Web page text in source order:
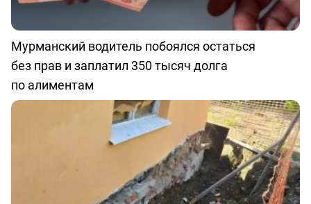
Мурманский водитель побоялся остаться
без прав и заплатил 350 тысяч долга
по алиментам